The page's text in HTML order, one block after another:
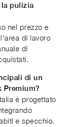
pulizia
nel prezzo e
di lavoro
di
di un
Premium?
è progettato
e specchio.